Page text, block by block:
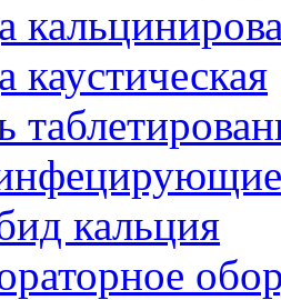
каустическая
кальция